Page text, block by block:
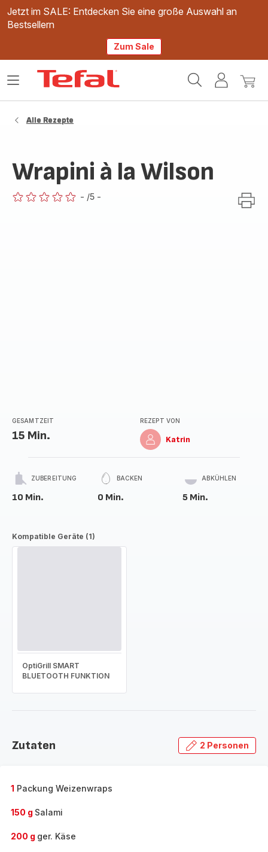
Jetzt im SALE: Entdecken Sie eine große Auswahl an
Bestsellern
Zum Sale
Mein
Mein
Das
Alle Rezepte
Wrapini à la Wilson
- /5 -
GESAMTZEIT
15 Min.
REZEPT VON
Katrin
ZUBEREITUNG
10 Min.
BACKEN
0 Min.
ABKÜHLEN
5 Min.
Kompatible Geräte (1)
OptiGrill SMART
BLUETOOTH FUNKTION
Zutaten 2 Personen
1 Packung Weizenwraps
150 g Salami
200 g ger. Käse